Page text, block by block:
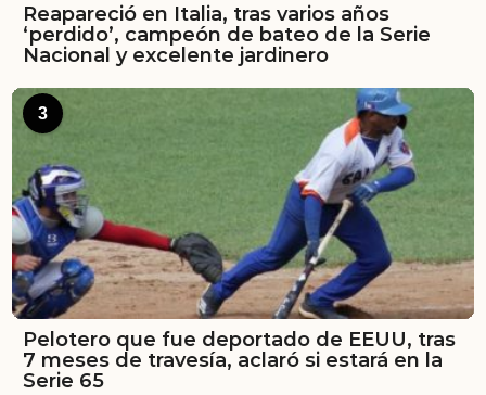
Reapareció en Italia, tras varios años
‘perdido’, campeón de bateo de la Serie
Nacional y excelente jardinero
3
Pelotero que fue deportado de EEUU, tras
7 meses de travesía, aclaró si estará en la
Serie 65